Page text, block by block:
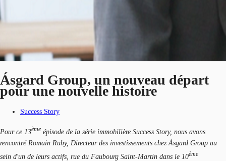
Ásgard Group, un nouveau départ
pour une nouvelle histoire
Success Story
Pour ce 13ème épisode de la série immobilière Success Story, nous avons
rencontré Romain Ruby, Directeur des investissements chez Ásgard Group au
sein d'un de leurs actifs, rue du Faubourg Saint-Martin dans le 10ème